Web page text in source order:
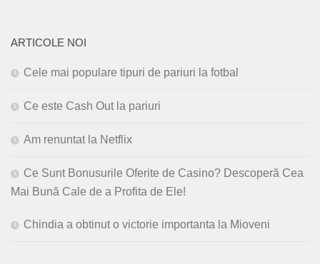
ARTICOLE NOI
Cele mai populare tipuri de pariuri la fotbal
Ce este Cash Out la pariuri
Am renuntat la Netflix
Ce Sunt Bonusurile Oferite de Casino? Descoperă Cea
Mai Bună Cale de a Profita de Ele!
Chindia a obtinut o victorie importanta la Mioveni